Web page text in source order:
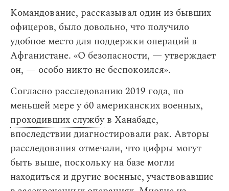
Командование, рассказывал один из бывших
офицеров, было довольно, что получило
удобное место для поддержки операций в
Афганистане. «О безопасности, — утверждает
он, — особо никто не беспокоился».
Согласно расследованию 2019 года, по
меньшей мере у 60 американских военных,
проходивших службув Ханабаде,
впоследствии диагностировали рак. Авторы
расследования отмечали, что цифры могут
быть выше, поскольку на базе могли
находиться и другие военные, участвовавшие